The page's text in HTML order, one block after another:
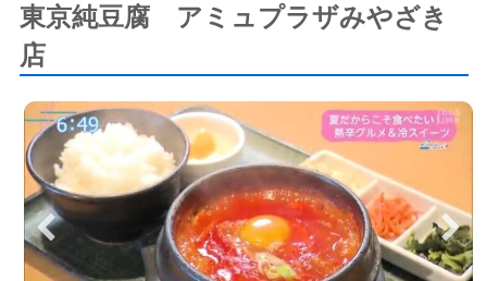
東京純豆腐 アミュプラザみやざき
店